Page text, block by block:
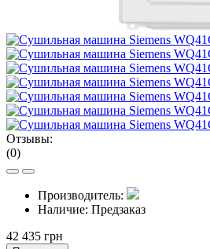
Отзывы:
(0)
Производитель:
Наличие: Предзаказ
42 435 грн